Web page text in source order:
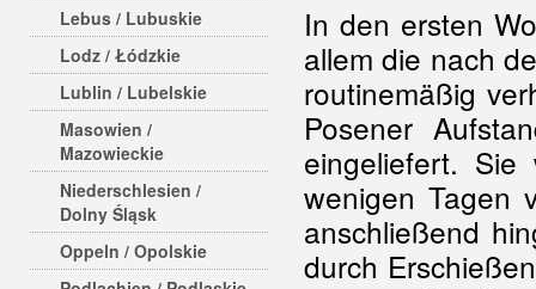
Lebus / Lubuskie
Lodz / Łódzkie
Lublin / Lubelskie
Masowien /
Mazowieckie
Niederschlesien /
Dolny Śląsk
Oppeln / Opolskie
In den ersten
allem die nach
routinemäßig
Posener
eingeliefert.
wenigen Tagen
anschließend
durch